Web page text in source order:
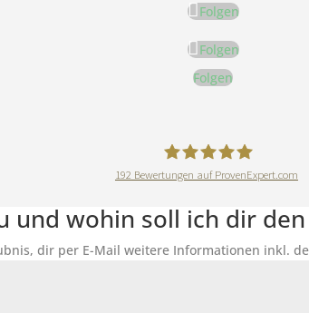
Folgen
Folgen
Folgen
192 Bewertungen auf ProvenExpert.com
und wohin soll ich dir
dir per E-Mail weitere Informationen inkl.